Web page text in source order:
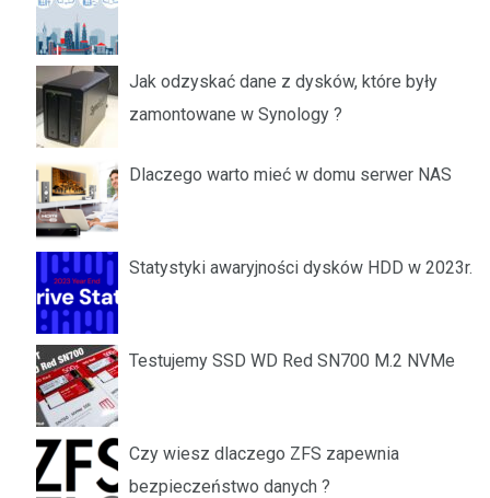
Jak odzyskać dane z dysków, które były
zamontowane w Synology ?
Dlaczego warto mieć w domu serwer NAS
Statystyki awaryjności dysków HDD w 2023r.
Testujemy SSD WD Red SN700 M.2 NVMe
Czy wiesz dlaczego ZFS zapewnia
bezpieczeństwo danych ?